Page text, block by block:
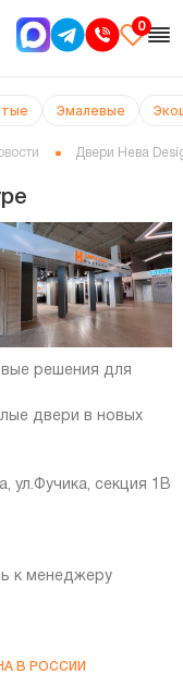
0
Эмалевые
Двери Нева
решения для
двери в новых
ул.Фучика, секция 1B
к менеджеру
В РОССИИ